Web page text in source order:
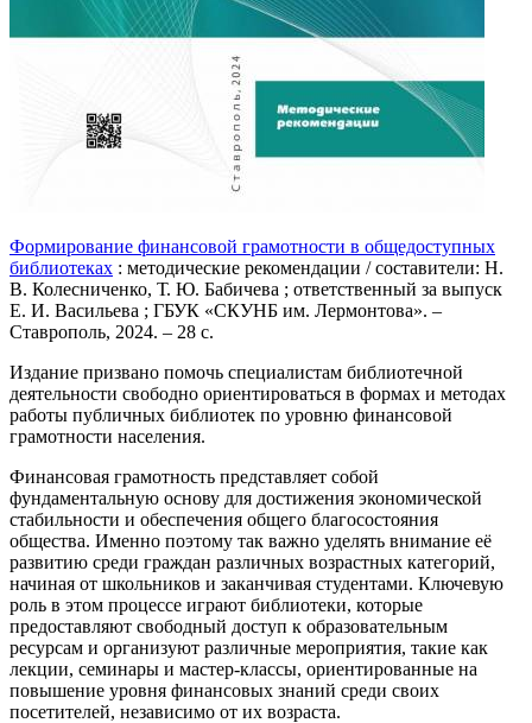
Формирование финансовой грамотности в общедоступных
библиотеках : методические рекомендации / составители: Н.
В. Колесниченко, Т. Ю. Бабичева ; ответственный за выпуск
Е. И. Васильева ; ГБУК «СКУНБ им. Лермонтова». –
Ставрополь, 2024. – 28 с.
Издание призвано помочь специалистам библиотечной
деятельности свободно ориентироваться в формах и методах
работы публичных библиотек по уровню финансовой
грамотности населения.
Финансовая грамотность представляет собой
фундаментальную основу для достижения экономической
стабильности и обеспечения общего благосостояния
общества. Именно поэтому так важно уделять внимание её
развитию среди граждан различных возрастных категорий,
начиная от школьников и заканчивая студентами. Ключевую
роль в этом процессе играют библиотеки, которые
предоставляют свободный доступ к образовательным
ресурсам и организуют различные мероприятия, такие как
лекции, семинары и мастер-классы, ориентированные на
повышение уровня финансовых знаний среди своих
посетителей, независимо от их возраста.